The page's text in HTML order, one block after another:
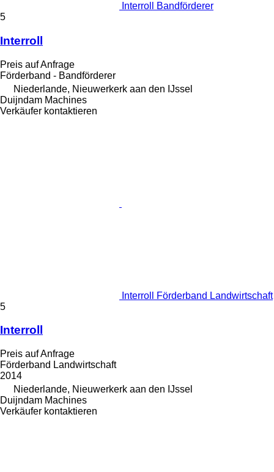
Interroll Bandförderer
5
Interroll
Preis auf Anfrage
Förderband - Bandförderer
Niederlande, Nieuwerkerk aan den IJssel
Duijndam Machines
Verkäufer kontaktieren
Interroll Förderband Landwirtschaft
5
Interroll
Preis auf Anfrage
Förderband Landwirtschaft
2014
Niederlande, Nieuwerkerk aan den IJssel
Duijndam Machines
Verkäufer kontaktieren